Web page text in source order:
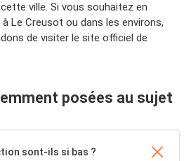
ville. Si vous souhaitez en
Le Creusot ou dans les environs,
de visiter le site officiel de
posées au sujet
sont-ils si bas ?